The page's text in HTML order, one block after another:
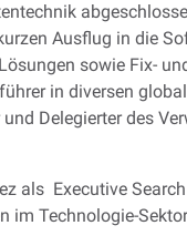
Ausflug in die
sowie Fix-
in diversen
Delegierter des
als Executive
im Technologie-